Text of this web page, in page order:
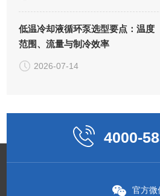
低温冷却液循环泵选型要点：温度
范围、流量与制冷效率
2026-07-14
4000-
官方微